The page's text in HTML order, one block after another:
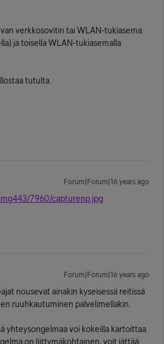
verkkosovitin tai WLAN-tukiasema.
ja toisella WLAN-tukiasemalla
tutulta.
Forum|Forum|16 years ago
7960/capturenp.jpg
Forum|Forum|16 years ago
nousevat ainakin kyseisessä reitissä
ruuhkautuminen palvelimellakin.
yhteysongelmaa voi kokeilla kartoittaa.
on liittymäkohtainen, voit jättää